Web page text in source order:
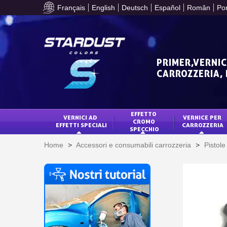
Français English Deutsch Español Român
VERNICI AD
EFFETTI SPECIALI
EFFETTO
CROMO
SPECCHIO
VERNICE PER
CARROZZERIA
Home > Accessori e consumabili carrozzeria >